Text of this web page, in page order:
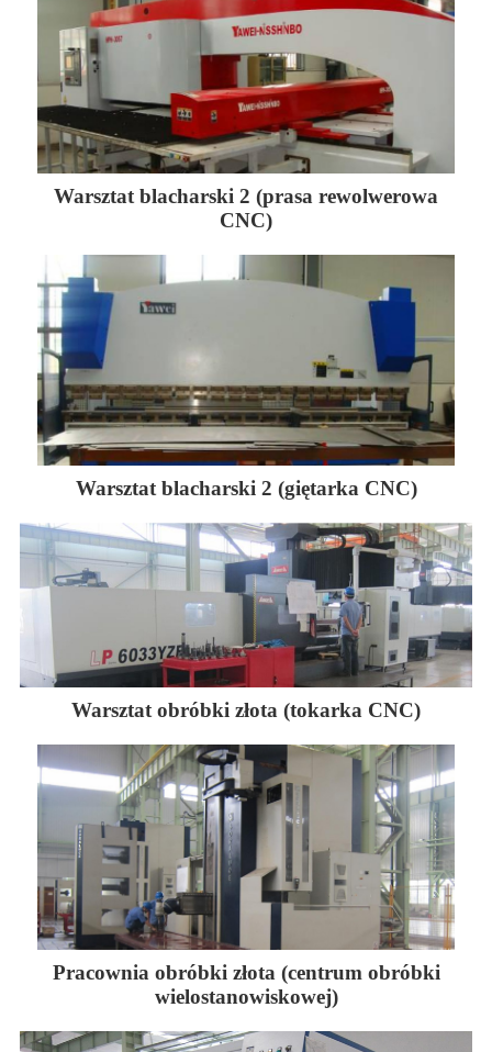
Warsztat blacharski 2 (prasa rewolwerowa
CNC)
Warsztat blacharski 2 (giętarka CNC)
Warsztat obróbki złota (tokarka CNC)
Pracownia obróbki złota (centrum obróbki
wielostanowiskowej)